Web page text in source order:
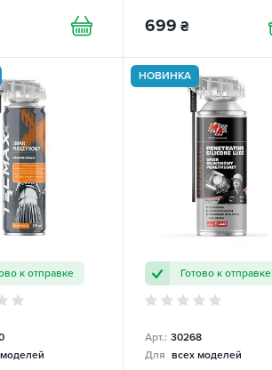
699 ₴
к отправке
НОВИНКА
Готово к отправке
Арт.: 30268
Для всех моделей